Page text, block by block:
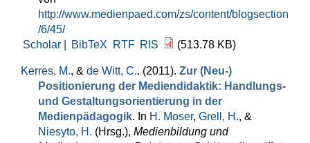
http://www.medienpaed.com/zs/content/blogsection
/6/45/
Scholar |
BibTeX RTF RIS (513.78 KB)
Kerres, M., & de Witt, C.. (2011). Zur (Neu-)
Positionierung der Mediendidaktik: Handlungs-
und Gestaltungsorientierung in der
Medienpädagogik. In H. Moser, Grell, H., &
Niesyto, H. (Hrsg.), Medienbildung und